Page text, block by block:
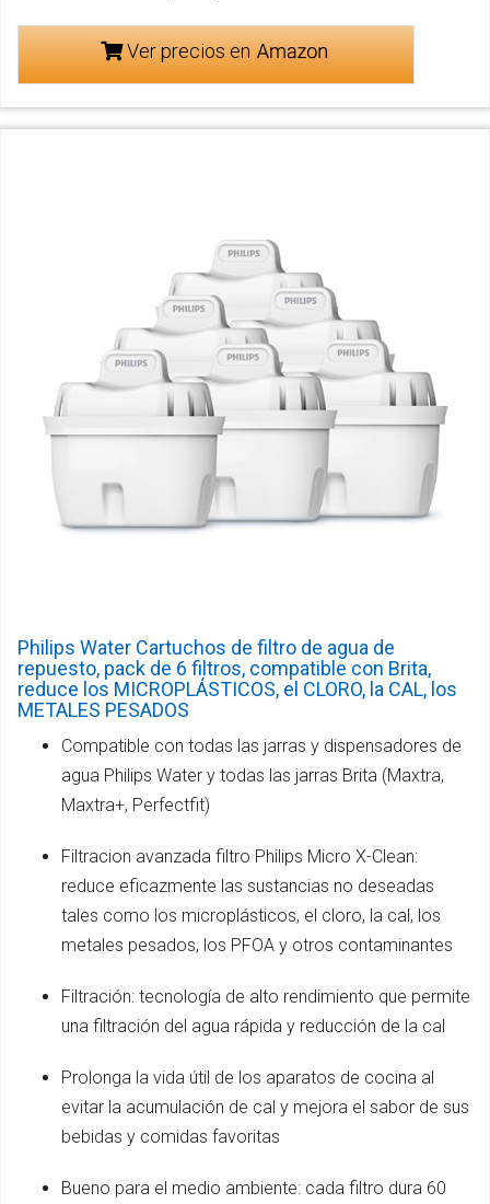
Ver precios en
Philips Water Cartuchos de filtro de agua de
repuesto, pack de 6 filtros, compatible con Brita,
reduce los MICROPLÁSTICOS, el CLORO, la CAL, los
METALES PESADOS
Compatible con todas las jarras y dispensadores de
agua Philips Water y todas las jarras Brita (Maxtra,
Maxtra+, Perfectfit)
Filtracion avanzada filtro Philips Micro X-Clean:
reduce eficazmente las sustancias no deseadas
tales como los microplásticos, el cloro, la cal, los
metales pesados, los PFOA y otros contaminantes
Filtración: tecnología de alto rendimiento que permite
una filtración del agua rápida y reducción de la cal
Prolonga la vida útil de los aparatos de cocina al
evitar la acumulación de cal y mejora el sabor de sus
bebidas y comidas favoritas
Bueno para el medio ambiente: cada filtro dura 60